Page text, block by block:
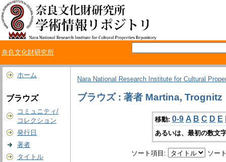
奈良文化財研究所
ホーム
ブラウズ
コミュニティ/
コレクション
発行日
著者
タイトル
Nara National Research Institute for Cultural
ブラウズ : 著者 Martina, Trognitz
移動: 0-9 A B C D E
あるいは、最初の数文
ソート項目: ソー